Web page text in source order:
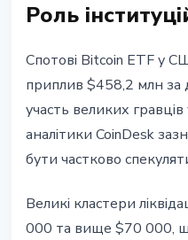
Роль
Спотові Bitcoin ETF у
приплив $458,2 млн за
участь великих
аналітики CoinDesk
бути частково
Великі кластери
000 та вище $70 000,